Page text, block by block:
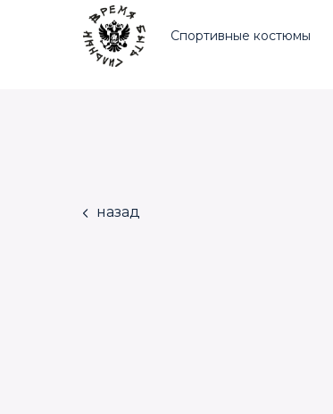
Спортивные костюмы
назад